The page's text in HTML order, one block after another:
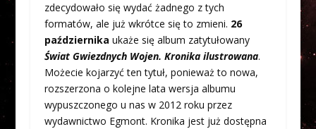
zdecydowało się wydać żadnego z tych
formatów, ale już wkrótce się to zmieni. 26
października ukaże się album zatytułowany
Świat Gwiezdnych Wojen. Kronika ilustrowana.
Możecie kojarzyć ten tytuł, ponieważ to nowa,
rozszerzona o kolejne lata wersja albumu
wypuszczonego u nas w 2012 roku przez
wydawnictwo Egmont. Kronika jest już dostępna